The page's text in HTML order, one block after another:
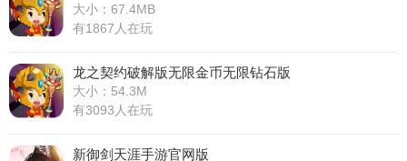
大小：67.4MB
有1867人在玩
龙之契约破解版无限金币无限钻石版
大小：54.3M
有3093人在玩
新御剑天涯手游官网版